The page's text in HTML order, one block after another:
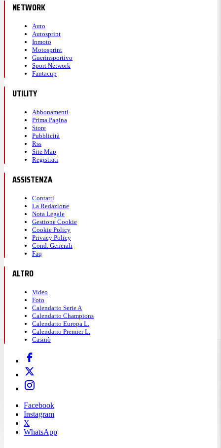
NETWORK
Auto
Autosprint
Inmoto
Motosprint
Guerinsportivo
Sport Network
Fantacup
UTILITY
Abbonamenti
Prima Pagina
Store
Pubblicità
Rss
Site Map
Registrati
ASSISTENZA
Contatti
La Redazione
Nota Legale
Gestione Cookie
Cookie Policy
Privacy Policy
Cond. Generali
Faq
ALTRO
Video
Foto
Calendario Serie A
Calendario Champions
Calendario Europa L.
Calendario Premier L.
Casinò
Facebook
Instagram
X
WhatsApp